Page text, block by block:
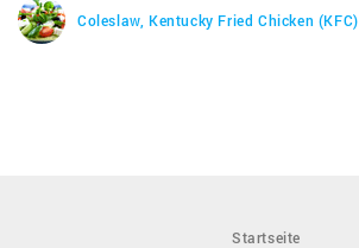
Coleslaw, Kentucky Fried Chicken (KFC)
Startseite